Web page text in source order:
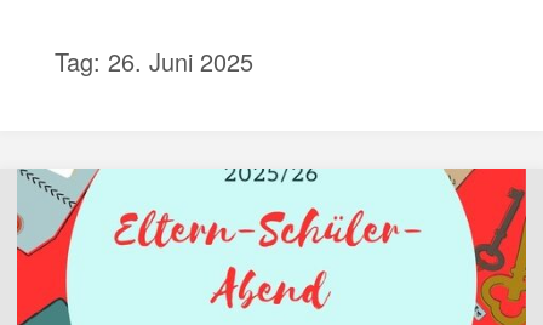
Tag: 26. Juni 2025